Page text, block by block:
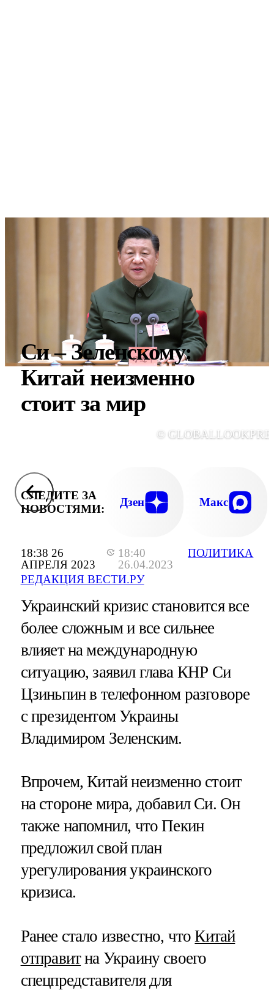
18:38 26
АПРЕЛЯ 2023
18:40
26.04.2023
РЕДАКЦИЯ ВЕСТИ.РУ
ПОЛИТИКА
Си – Зеленскому:
Китай неизменно
стоит за мир
©
СЛЕДИТЕ ЗА
НОВОСТЯМИ:
Дзен Макс
Украинский кризис становится все
более сложным и все сильнее
влияет на международную
ситуацию, заявил глава КНР Си
Цзиньпин в телефонном разговоре
с президентом Украины
Владимиром Зеленским.
Впрочем, Китай неизменно стоит
на стороне мира, добавил Си. Он
также напомнил, что Пекин
предложил свой план
урегулирования украинского
кризиса.
Ранее стало известно, чтоКитай
отправитна Украину своего
спецпредставителя для